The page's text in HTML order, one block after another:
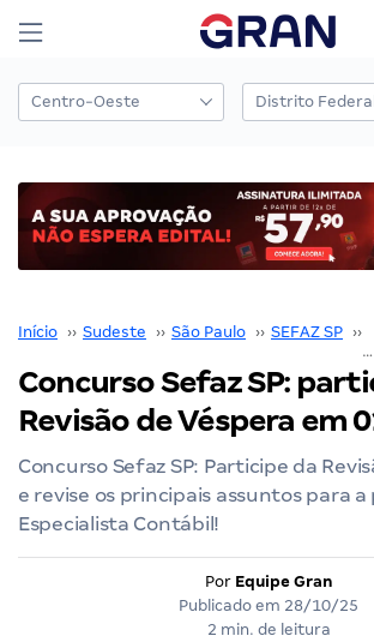
Início ›› Sudeste ›› São Paulo ›› SEFAZ SP ››
Concurso Sefaz SP:
Revisão de Véspera em
Concurso Sefaz SP: Participe da
e revise os principais assuntos para a
Especialista Contábil!
Por Equipe Gran
Publicado em 28/10/25
2 min. de leitura